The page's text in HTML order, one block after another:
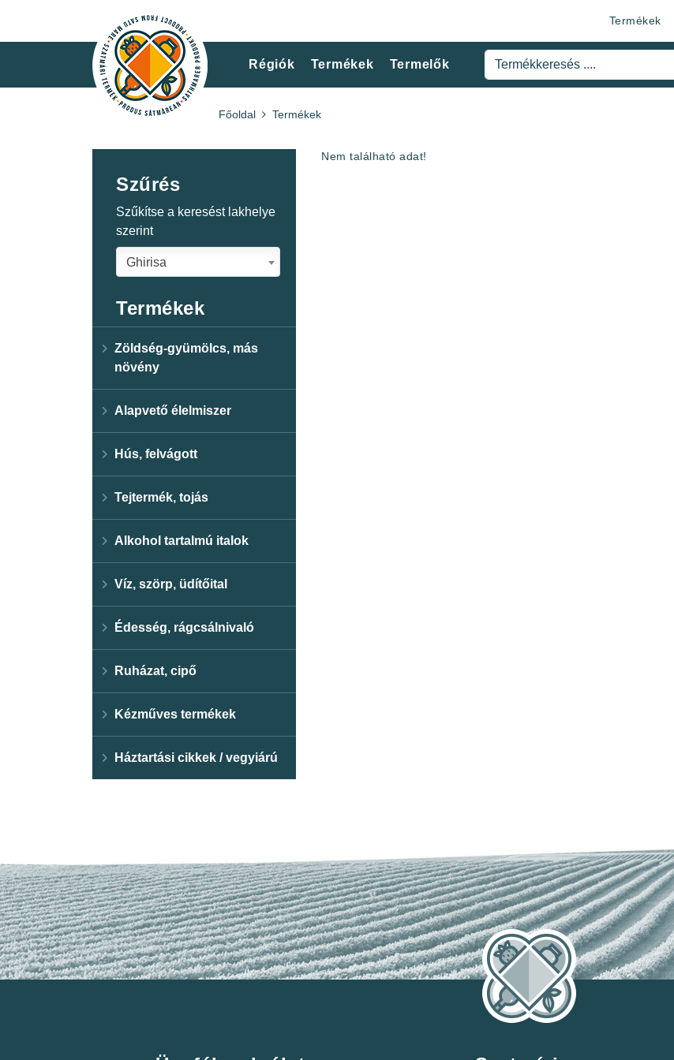
Termékek
Régiók Termékek Termelők
Főoldal Termékek
Szűrés
Szűkítse a keresést lakhelye
szerint
Ghirisa
Termékek
Zöldség-gyümölcs, más
növény
Alapvető élelmiszer
Hús, felvágott
Tejtermék, tojás
Alkohol tartalmú italok
Víz, szörp, üdítőital
Édesség, rágcsálnivaló
Ruházat, cipő
Kézműves termékek
Háztartási cikkek / vegyiárú
Nem található adat!